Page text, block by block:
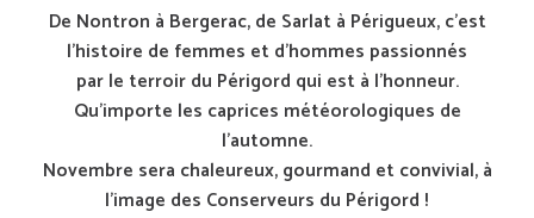
De Nontron à Bergerac, de Sarlat à Périgueux, c’est
l’histoire de femmes et d’hommes passionnés
par le terroir du Périgord qui est à l’honneur.
Qu’importe les caprices météorologiques de
l’automne.
Novembre sera chaleureux, gourmand et convivial, à
l’image des Conserveurs du Périgord !